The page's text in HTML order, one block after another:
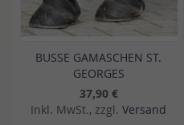
BUSSE GAMASCHEN ST.
GEORGES
37,90 €
Inkl. MwSt., zzgl. Versand